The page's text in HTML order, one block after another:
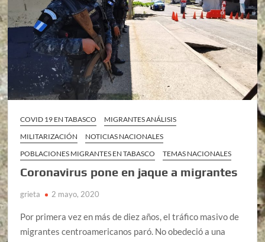
COVID 19 EN TABASCO
MIGRANTES ANÁLISIS
MILITARIZACIÓN
NOTICIAS NACIONALES
POBLACIONES MIGRANTES EN TABASCO
TEMAS NACIONALES
Coronavirus pone en jaque a migrantes
grieta 2 mayo, 2020
Por primera vez en más de diez años, el tráfico masivo de
migrantes centroamericanos paró. No obedeció a una